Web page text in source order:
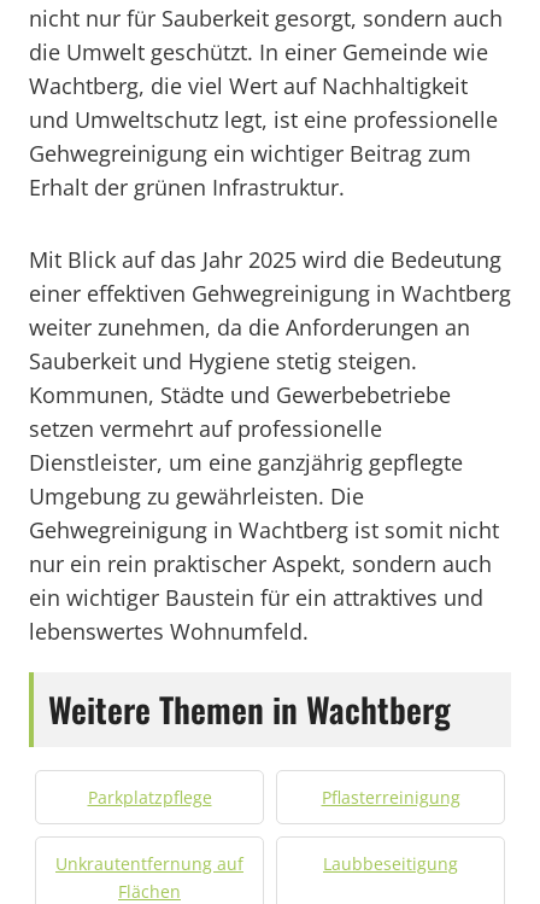
nicht nur für Sauberkeit gesorgt, sondern auch
die Umwelt geschützt. In einer Gemeinde wie
Wachtberg, die viel Wert auf Nachhaltigkeit
und Umweltschutz legt, ist eine professionelle
Gehwegreinigung ein wichtiger Beitrag zum
Erhalt der grünen Infrastruktur.
Mit Blick auf das Jahr 2025 wird die Bedeutung
einer effektiven Gehwegreinigung in Wachtberg
weiter zunehmen, da die Anforderungen an
Sauberkeit und Hygiene stetig steigen.
Kommunen, Städte und Gewerbebetriebe
setzen vermehrt auf professionelle
Dienstleister, um eine ganzjährig gepflegte
Umgebung zu gewährleisten. Die
Gehwegreinigung in Wachtberg ist somit nicht
nur ein rein praktischer Aspekt, sondern auch
ein wichtiger Baustein für ein attraktives und
lebenswertes Wohnumfeld.
Weitere Themen in Wachtberg
Parkplatzpflege Pflasterreinigung
Unkrautentfernung auf
Flächen
Laubbeseitigung